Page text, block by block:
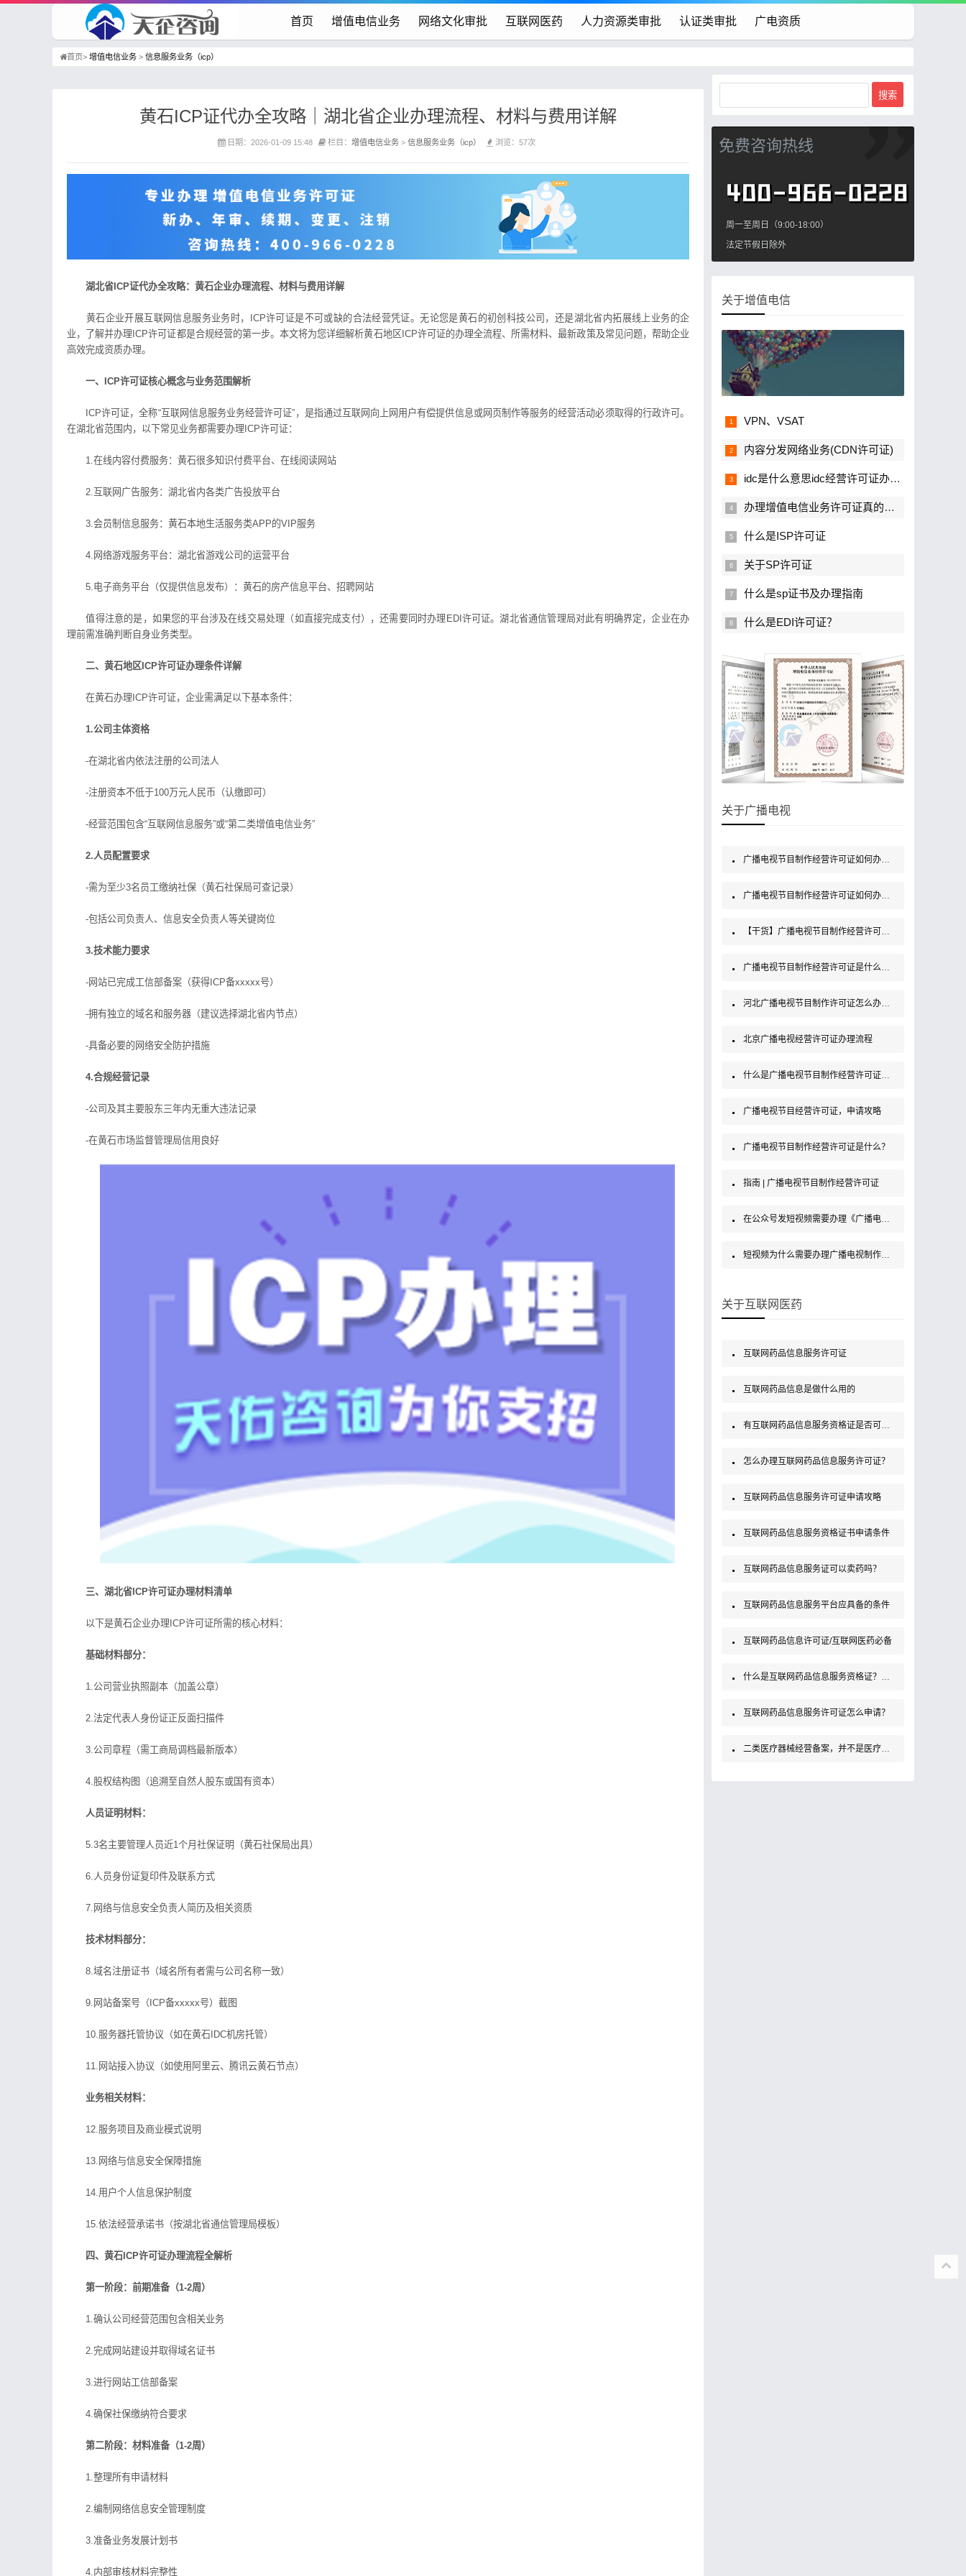
首页 增值电信业务 网络文化审批 互联网医药 人力资源类审批 认证类审批 广电资质
首页> 增值电信业务 > 信息服务业务（icp）
黄石ICP证代办全攻略｜湖北省企业办理流程、材料与费用详解
日期：2026-01-09 15:48 栏目： 增值电信业务> 信息服务业务（icp） 浏览：57次
湖北省ICP证代办全攻略：黄石企业办理流程、材料与费用详解
黄石企业开展互联网信息服务业务时，ICP许可证是不可或缺的合法经营凭证。无论您是黄石的初创科技公司，还是湖北省内拓展线上业务的企
业，了解并办理ICP许可证都是合规经营的第一步。本文将为您详细解析黄石地区ICP许可证的办理全流程、所需材料、最新政策及常见问题，帮助企业
高效完成资质办理。
一、ICP许可证核心概念与业务范围解析
ICP许可证，全称“互联网信息服务业务经营许可证”，是指通过互联网向上网用户有偿提供信息或网页制作等服务的经营活动必须取得的行政许可。
在湖北省范围内，以下常见业务都需要办理ICP许可证：
1.在线内容付费服务：黄石很多知识付费平台、在线阅读网站
2.互联网广告服务：湖北省内各类广告投放平台
3.会员制信息服务：黄石本地生活服务类APP的VIP服务
4.网络游戏服务平台：湖北省游戏公司的运营平台
5.电子商务平台（仅提供信息发布）：黄石的房产信息平台、招聘网站
值得注意的是，如果您的平台涉及在线交易处理（如直接完成支付），还需要同时办理EDI许可证。湖北省通信管理局对此有明确界定，企业在办
理前需准确判断自身业务类型。
二、黄石地区ICP许可证办理条件详解
在黄石办理ICP许可证，企业需满足以下基本条件：
1.公司主体资格
-在湖北省内依法注册的公司法人
-注册资本不低于100万元人民币（认缴即可）
-经营范围包含“互联网信息服务”或“第二类增值电信业务”
2.人员配置要求
-需为至少3名员工缴纳社保（黄石社保局可查记录）
-包括公司负责人、信息安全负责人等关键岗位
3.技术能力要求
-网站已完成工信部备案（获得ICP备xxxxx号）
-拥有独立的域名和服务器（建议选择湖北省内节点）
-具备必要的网络安全防护措施
4.合规经营记录
-公司及其主要股东三年内无重大违法记录
-在黄石市场监督管理局信用良好
三、湖北省ICP许可证办理材料清单
以下是黄石企业办理ICP许可证所需的核心材料：
基础材料部分：
1.公司营业执照副本（加盖公章）
2.法定代表人身份证正反面扫描件
3.公司章程（需工商局调档最新版本）
4.股权结构图（追溯至自然人股东或国有资本）
人员证明材料：
5.3名主要管理人员近1个月社保证明（黄石社保局出具）
6.人员身份证复印件及联系方式
7.网络与信息安全负责人简历及相关资质
技术材料部分：
8.域名注册证书（域名所有者需与公司名称一致）
9.网站备案号（ICP备xxxxx号）截图
10.服务器托管协议（如在黄石IDC机房托管）
11.网站接入协议（如使用阿里云、腾讯云黄石节点）
业务相关材料：
12.服务项目及商业模式说明
13.网络与信息安全保障措施
14.用户个人信息保护制度
15.依法经营承诺书（按湖北省通信管理局模板）
四、黄石ICP许可证办理流程全解析
第一阶段：前期准备（1-2周）
1.确认公司经营范围包含相关业务
2.完成网站建设并取得域名证书
3.进行网站工信部备案
4.确保社保缴纳符合要求
第二阶段：材料准备（1-2周）
1.整理所有申请材料
2.编制网络信息安全管理制度
3.准备业务发展计划书
4.内部审核材料完整性
免费咨询热线
周一至周日（9:00-18:00）
法定节假日除外
关于增值电信
VPN、VSAT
内容分发网络业务(CDN许可证)
idc是什么意思idc经营许可证办理流程
办理增值电信业务许可证真的很难吗？
什么是ISP许可证
关于SP许可证
什么是sp证书及办理指南
什么是EDI许可证？
关于广播电视
广播电视节目制作经营许可证如何办理？
广播电视节目制作经营许可证如何办理？
【干货】广播电视节目制作经营许可证如何办理？
广播电视节目制作经营许可证是什么证？办理条件及材料
河北广播电视节目制作许可证怎么办理，需要准备什么材料？
北京广播电视经营许可证办理流程
什么是广播电视节目制作经营许可证？如何办理？
广播电视节目经营许可证，申请攻略
广播电视节目制作经营许可证是什么？
指南 | 广播电视节目制作经营许可证
在公众号发短视频需要办理《广播电视制作经营许可证》吗？
短视频为什么需要办理广播电视制作经营许可证？
关于互联网医药
互联网药品信息服务许可证
互联网药品信息是做什么用的
有互联网药品信息服务资格证是否可以销售药品？
怎么办理互联网药品信息服务许可证？
互联网药品信息服务许可证申请攻略
互联网药品信息服务资格证书申请条件
互联网药品信息服务证可以卖药吗？
互联网药品信息服务平台应具备的条件
互联网药品信息许可证/互联网医药必备
什么是互联网药品信息服务资格证？如何办理？
互联网药品信息服务许可证怎么申请？
二类医疗器械经营备案，并不是医疗器械经营许可证！大家要知道哦！